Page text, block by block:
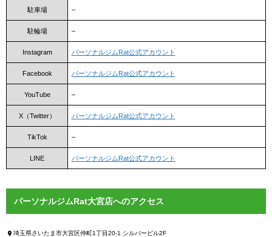
駐車場 –
駐輪場 –
Instagram パーソナルジムRat公式アカウント
Facebook パーソナルジムRat公式アカウント
YouTube –
X（Twitter） パーソナルジムRat公式アカウント
TikTok –
LINE パーソナルジムRat公式アカウント
パーソナルジムRat大宮店へのアクセス
埼玉県さいたま市大宮区仲町1丁目20-1 シルバービル2F